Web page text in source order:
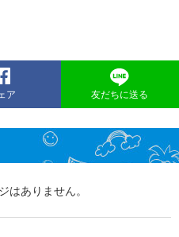
ア 友だちに送る
はありません。